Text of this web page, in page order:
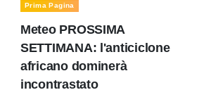
Prima Pagina
Meteo PROSSIMA
SETTIMANA: l'anticiclone
africano dominerà
incontrastato